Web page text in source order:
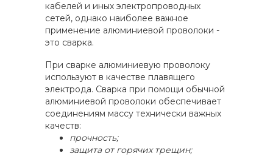
кабелей и иных электропроводных
сетей, однако наиболее важное
применение алюминиевой проволоки -
это сварка.
При сварке алюминиевую проволоку
используют в качестве плавящего
электрода. Сварка при помощи обычной
алюминиевой проволоки обеспечивает
соединениям массу технически важных
качеств:
прочность;
защита от горячих трещин;